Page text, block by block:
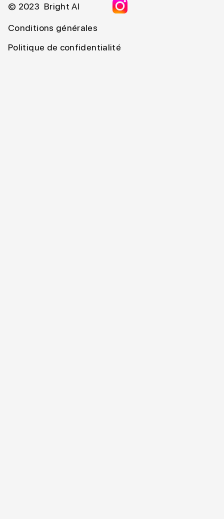
© 2023 Bright AI
Conditions générales
Politique de confidentialité